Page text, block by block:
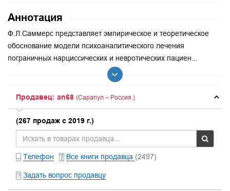
Аннотация
Ф.Л.Саммерс представляет эмпирическое и теоретическое
обоснование модели психоаналитического лечения
пограничных нарциссических и невротических пациен...
Продавец: an68 (Сарапул – Россия.)
(267 продаж с 2019 г.)
Телефон Все книги продавца (2497)
Задать вопрос продавцу